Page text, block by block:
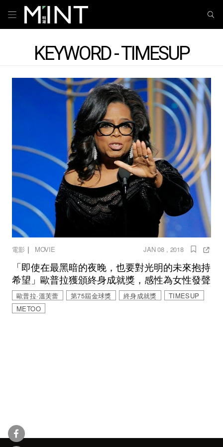
KEYWORD - TIMESUP
電影 ｜ MOVIE JAN 08 , 2018
「即使在最黑暗的夜晚，也要對光明的未來抱持
希望」歐普拉獲頒終身成就獎，感性為女性發聲
歐普拉·溫芙蕾 第75屆金球獎 終身成就獎
TIMESUP
METOO